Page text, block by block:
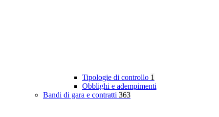
Tipologie di controllo 1
Obblighi e adempimenti
Bandi di gara e contratti 363